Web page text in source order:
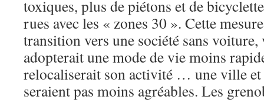
toxiques, plus de piétons et de
rues avec les « zones 30 ». Cette
transition vers une société sans voiture,
adopterait une mode de vie moins
relocaliserait son activité … une ville et
seraient pas moins agréables. Les